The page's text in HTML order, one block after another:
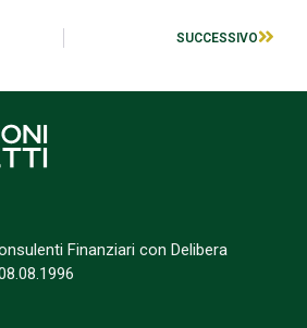
SUCCESSIVO
Finanziari con Delibera